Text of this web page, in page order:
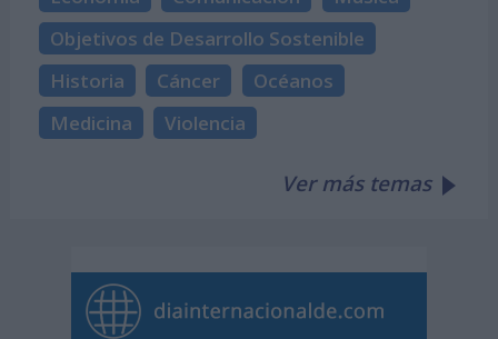
Objetivos de Desarrollo Sostenible
Historia
Cáncer
Océanos
Medicina
Violencia
Ver más temas